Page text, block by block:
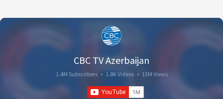
CBC TV Azerbaijan
1.4M Subscribers • 1.8K Videos • 13M Views